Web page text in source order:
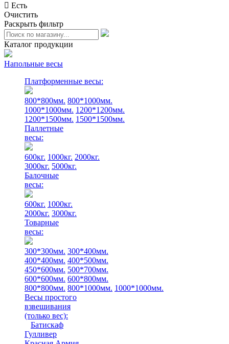
Есть
Очистить
Раскрыть фильтр
Каталог продукции
Напольные весы
Платформенные весы:
800*800мм. 800*1000мм.
1000*1000мм. 1200*1200мм.
1200*1500мм. 1500*1500мм.
Паллетные
весы:
600кг. 1000кг. 2000кг.
3000кг. 5000кг.
Балочные
весы:
600кг. 1000кг.
2000кг. 3000кг.
Товарные
весы:
300*300мм. 300*400мм.
400*400мм. 400*500мм.
450*600мм. 500*700мм.
600*600мм. 600*800мм.
800*800мм. 800*1000мм. 1000*1000мм.
Весы простого
взвешивания
(только вес):
Батискаф
Гулливер